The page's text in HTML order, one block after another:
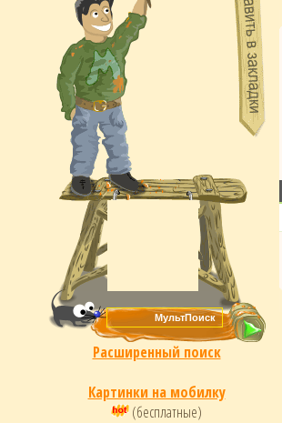
Расширенный поиск
Картинки на мобилку
(бесплатные)